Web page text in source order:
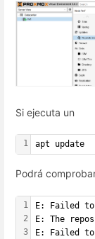
Si ejecuta un
1 apt update
Podrá
1
2
3
E: Failed to
E: The
E: Failed to